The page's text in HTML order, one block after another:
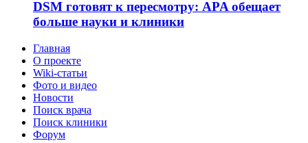
DSM готовят к пересмотру: APA обещает
больше науки и клиники
Главная
О проекте
Wiki-статьи
Фото и видео
Новости
Поиск врача
Поиск клиники
Форум